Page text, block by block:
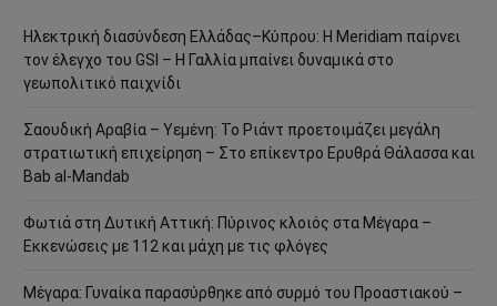
Ηλεκτρική διασύνδεση Ελλάδας–Κύπρου: Η Meridiam παίρνει
τον έλεγχο του GSI – Η Γαλλία μπαίνει δυναμικά στο
γεωπολιτικό παιχνίδι
Σαουδική Αραβία – Υεμένη: Το Ριάντ προετοιμάζει μεγάλη
στρατιωτική επιχείρηση – Στο επίκεντρο Ερυθρά Θάλασσα και
Bab al-Mandab
Φωτιά στη Δυτική Αττική: Πύρινος κλοιός στα Μέγαρα –
Εκκενώσεις με 112 και μάχη με τις φλόγες
Μέγαρα: Γυναίκα παρασύρθηκε από συρμό του Προαστιακού –